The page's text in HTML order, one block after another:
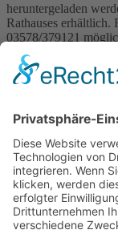
heruntergeladen
Rathauses erhältlich.
03578/379121
Interessenten für
Bewerbung bis zum
https://
heruntergeladen
Dr. Koch
Dezernentin Service